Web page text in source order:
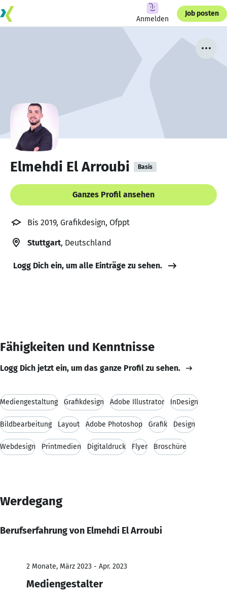
Anmelden
Job posten
Elmehdi El Arroubi Basis
Ganzes Profil ansehen
Bis 2019, Grafikdesign, Ofppt
Stuttgart, Deutschland
Logg Dich ein, um alle Einträge zu sehen.
Fähigkeiten und Kenntnisse
Logg Dich jetzt ein, um das ganze Profil zu sehen.
Mediengestaltung Grafikdesign Adobe Illustrator InDesign
Bildbearbeitung Layout Adobe Photoshop Grafik Design
Webdesign Printmedien Digitaldruck Flyer Broschüre
Werdegang
Berufserfahrung von Elmehdi El Arroubi
2 Monate, März 2023 - Apr. 2023
Mediengestalter